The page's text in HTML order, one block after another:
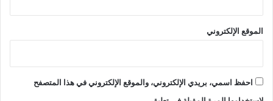
الموقع الإلكتروني
احفظ اسمي، بريدي الإلكتروني، والموقع الإلكتروني في هذا المتصفح